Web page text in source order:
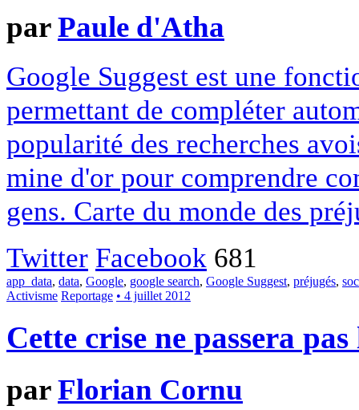
parPaule d'Atha
Google Suggest est une
permettant de compléter
popularité des recherches
mine d'or pour comprendre
gens. Carte du monde des
Twitter Facebook 681
app_data, data, Google, google search, Google Suggest, préjugés,
Activisme Reportage • 4 juillet 2012
Cette crise ne passera pas
parFlorian Cornu